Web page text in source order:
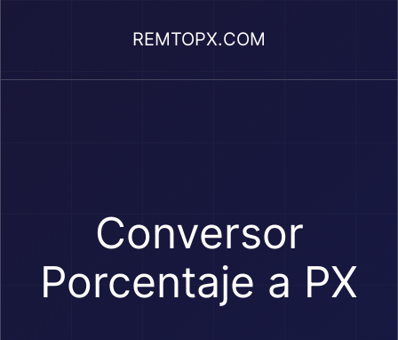
REMTOPX.COM
Conversor
Porcentaje a PX